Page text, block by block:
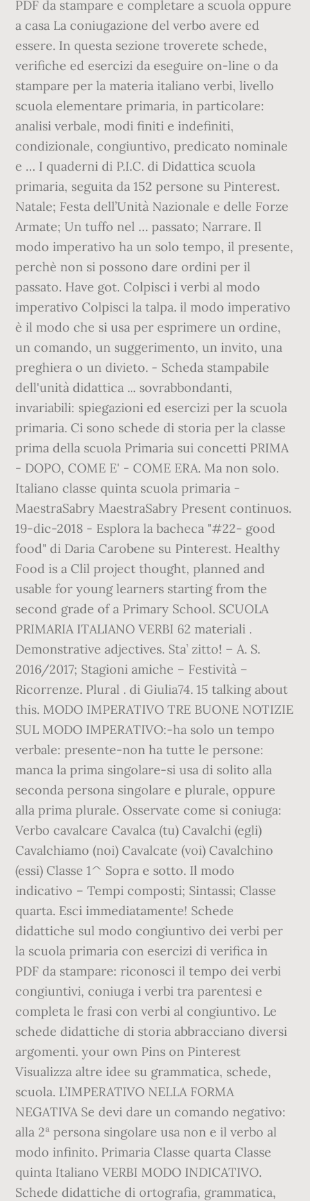
PDF da stampare e completare a scuola oppure
a casa La coniugazione del verbo avere ed
essere. In questa sezione troverete schede,
verifiche ed esercizi da eseguire on-line o da
stampare per la materia italiano verbi, livello
scuola elementare primaria, in particolare:
analisi verbale, modi finiti e indefiniti,
condizionale, congiuntivo, predicato nominale
e … I quaderni di P.I.C. di Didattica scuola
primaria, seguita da 152 persone su Pinterest.
Natale; Festa dell’Unità Nazionale e delle Forze
Armate; Un tuffo nel … passato; Narrare. Il
modo imperativo ha un solo tempo, il presente,
perchè non si possono dare ordini per il
passato. Have got. Colpisci i verbi al modo
imperativo Colpisci la talpa. il modo imperativo
è il modo che si usa per esprimere un ordine,
un comando, un suggerimento, un invito, una
preghiera o un divieto. - Scheda stampabile
dell'unità didattica ... sovrabbondanti,
invariabili: spiegazioni ed esercizi per la scuola
primaria. Ci sono schede di storia per la classe
prima della scuola Primaria sui concetti PRIMA
- DOPO, COME E' - COME ERA. Ma non solo.
Italiano classe quinta scuola primaria -
MaestraSabry MaestraSabry Present continuos.
19-dic-2018 - Esplora la bacheca "#22- good
food" di Daria Carobene su Pinterest. Healthy
Food is a Clil project thought, planned and
usable for young learners starting from the
second grade of a Primary School. SCUOLA
PRIMARIA ITALIANO VERBI 62 materiali .
Demonstrative adjectives. Sta’ zitto! – A. S.
2016/2017; Stagioni amiche – Festività –
Ricorrenze. Plural . di Giulia74. 15 talking about
this. MODO IMPERATIVO TRE BUONE NOTIZIE
SUL MODO IMPERATIVO:-ha solo un tempo
verbale: presente-non ha tutte le persone:
manca la prima singolare-si usa di solito alla
seconda persona singolare e plurale, oppure
alla prima plurale. Osservate come si coniuga:
Verbo cavalcare Cavalca (tu) Cavalchi (egli)
Cavalchiamo (noi) Cavalcate (voi) Cavalchino
(essi) Classe 1^ Sopra e sotto. Il modo
indicativo – Tempi composti; Sintassi; Classe
quarta. Esci immediatamente! Schede
didattiche sul modo congiuntivo dei verbi per
la scuola primaria con esercizi di verifica in
PDF da stampare: riconosci il tempo dei verbi
congiuntivi, coniuga i verbi tra parentesi e
completa le frasi con verbi al congiuntivo. Le
schede didattiche di storia abbracciano diversi
argomenti. your own Pins on Pinterest
Visualizza altre idee su grammatica, schede,
scuola. L’IMPERATIVO NELLA FORMA
NEGATIVA Se devi dare un comando negativo:
alla 2ª persona singolare usa non e il verbo al
modo infinito. Primaria Classe quarta Classe
quinta Italiano VERBI MODO INDICATIVO.
Schede didattiche di ortografia, grammatica,